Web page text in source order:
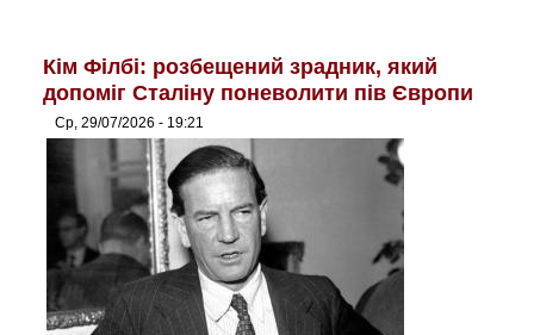
Кім Філбі: розбещений зрадник, який
допоміг Сталіну поневолити пів Європи
Ср, 29/07/2026 - 19:21